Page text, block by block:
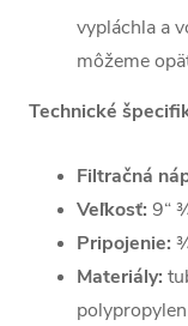
vypláchla a
môžeme
Technické
Filtračná
Veľkosť: 9“
Pripojenie:
Materiály: